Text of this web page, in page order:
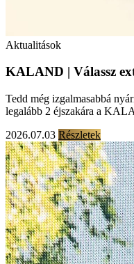
Aktualitások
KALAND | Válassz
Tedd még izgalmasabbá
legalább 2 éjszakára a
2026.07.03 Részletek